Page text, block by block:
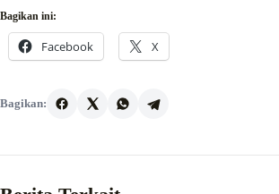
Bagikan ini:
Facebook X
Bagikan: